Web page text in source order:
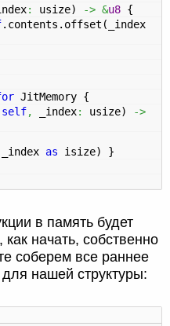
: usize) -> &u8 {
.contents.offset (
_index
JitMemory {
self, _index: usize)
->
_index as isize)
}
в память будет
начать, собственно
соберем все раннее
для нашей структуры: